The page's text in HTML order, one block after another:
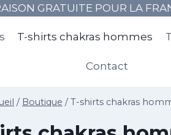
GRATUITE POUR LA
T-shirts chakras hommes
Contact
/ Boutique / T-shirts chakras